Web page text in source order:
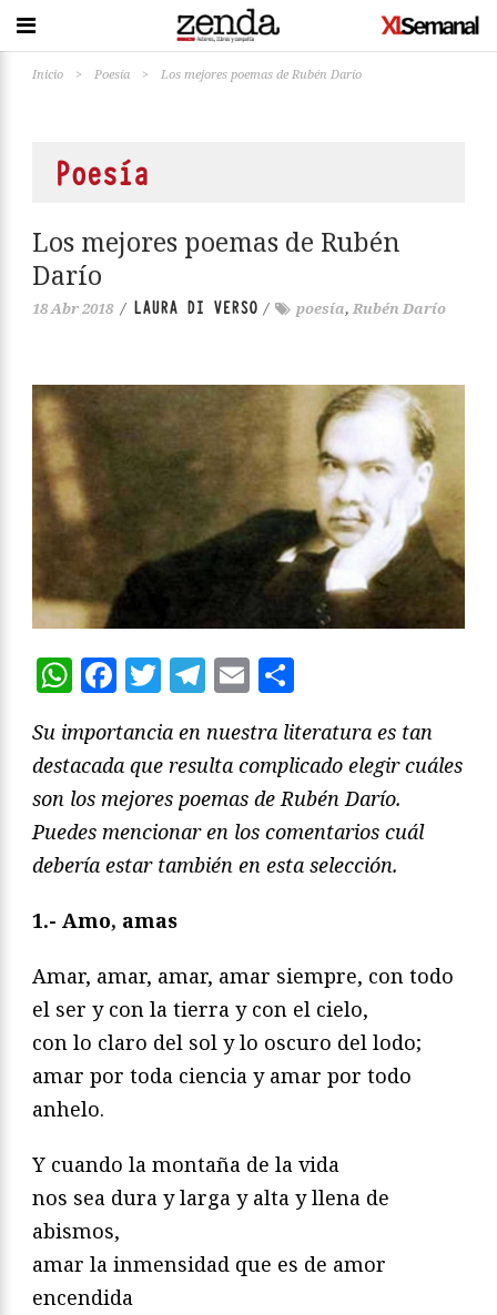
Inicio > Poesía > Los mejores poemas de Rubén Darío
Poesía
Los mejores poemas de Rubén
Darío
18 Abr 2018 / LAURA DI VERSO / poesía, Rubén Darío
WhatsApp
Facebook
Twitter
Telegram
Email
Su importancia en nuestra literatura es tan
destacada que resulta complicado elegir cuáles
son los mejores poemas de Rubén Darío.
Puedes mencionar en los comentarios cuál
debería estar también en esta selección.
1.- Amo, amas
Amar, amar, amar, amar siempre, con todo
el ser y con la tierra y con el cielo,
con lo claro del sol y lo oscuro del lodo;
amar por toda ciencia y amar por todo
anhelo.
Y cuando la montaña de la vida
nos sea dura y larga y alta y llena de
abismos,
amar la inmensidad que es de amor
encendida